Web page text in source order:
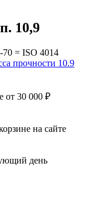
10,9
= ISO 4014
прочности 10.9
от 30 000 ₽
на сайте
день